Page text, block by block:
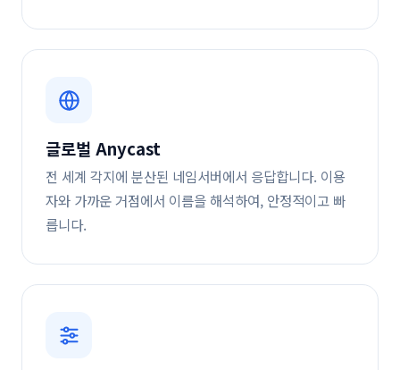
글로벌 Anycast
전 세계 각지에 분산된 네임서버에서 응답합니다. 이용
자와 가까운 거점에서 이름을 해석하여, 안정적이고 빠
릅니다.